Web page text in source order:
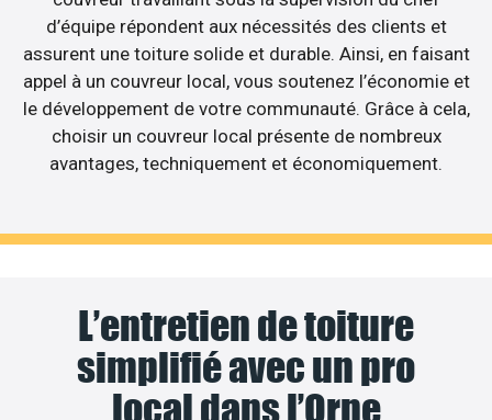
d’équipe répondent aux nécessités des clients et
assurent une toiture solide et durable. Ainsi, en faisant
appel à un couvreur local, vous soutenez l’économie et
le développement de votre communauté. Grâce à cela,
choisir un couvreur local présente de nombreux
avantages, techniquement et économiquement.
L’entretien de toiture
simplifié avec un pro
local dans l’Orne